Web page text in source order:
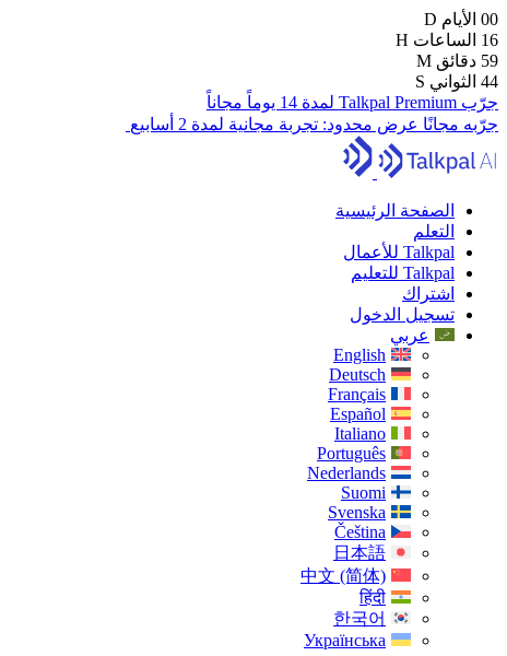
00 الأيام D
16 الساعات H
59 دقائق M
43 الثواني S
جرّب Talkpal Premium لمدة 14 يوماً مجاناً
جرّبه مجانًا عرض محدود: تجربة مجانية لمدة 2 أسابيع
الصفحة الرئيسية
التعلم
Talkpal للأعمال
Talkpal للتعليم
اشتراك
تسجيل الدخول
عربي
English
Deutsch
Français
Español
Italiano
Português
Nederlands
Suomi
Svenska
Čeština
日本語
中文 (简体)
हिंदी
한국어
Українська